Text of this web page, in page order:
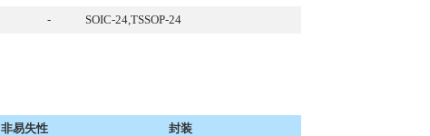
- SOIC-24,TSSOP-24
非易失性
封装